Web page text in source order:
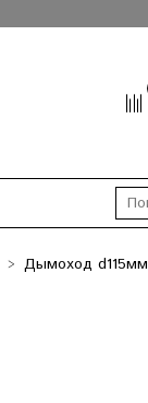
Дымоход d115мм